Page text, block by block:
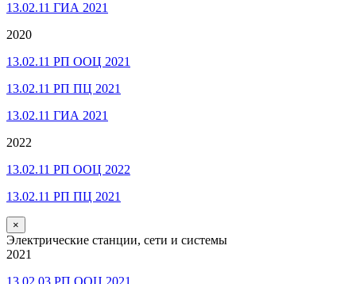
13.02.11 ГИА 2021
2020
13.02.11 РП ООЦ 2021
13.02.11 РП ПЦ 2021
13.02.11 ГИА 2021
2022
13.02.11 РП ООЦ 2022
13.02.11 РП ПЦ 2021
×
Электрические станции, сети и системы
2021
13.02.03 РП ООЦ 2021